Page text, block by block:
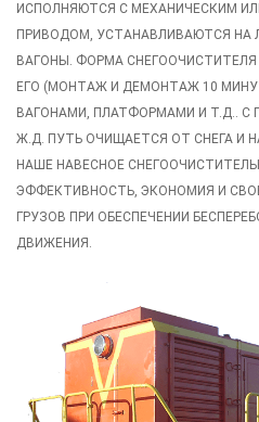
ИСПОЛНЯЮТСЯ С МЕХАНИЧЕСКИМ
ПРИВОДОМ, УСТАНАВЛИВАЮТСЯ
ВАГОНЫ. ФОРМА
ЕГО (МОНТАЖ И ДЕМОНТАЖ 10
ВАГОНАМИ, ПЛАТФОРМАМИ И Т.Д..
Ж.Д. ПУТЬ ОЧИЩАЕТСЯ ОТ СНЕГА И
НАШЕ НАВЕСНОЕ
ЭФФЕКТИВНОСТЬ, ЭКОНОМИЯ И
ГРУЗОВ ПРИ ОБЕСПЕЧЕНИИ
ДВИЖЕНИЯ.